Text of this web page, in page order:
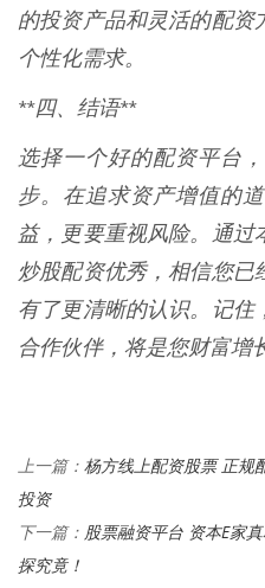
的投资产品和灵活的配资
个性化需求。
**四、结语**
选择一个好的配资平台
步。在追求资产增值的
益，更要重视风险。通过
炒股配资优秀，相信您已
有了更清晰的认识。记住
合作伙伴，将是您财富增
上一篇： 杨方线上配资股票 正规
投资
下一篇： 股票融资平台 资本E家
探究竟！